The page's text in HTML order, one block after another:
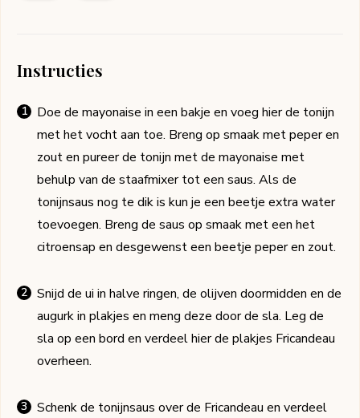
Instructies
Doe de mayonaise in een bakje en voeg hier de tonijn
met het vocht aan toe. Breng op smaak met peper en
zout en pureer de tonijn met de mayonaise met
behulp van de staafmixer tot een saus. Als de
tonijnsaus nog te dik is kun je een beetje extra water
toevoegen. Breng de saus op smaak met een het
citroensap en desgewenst een beetje peper en zout.
Snijd de ui in halve ringen, de olijven doormidden en de
augurk in plakjes en meng deze door de sla. Leg de
sla op een bord en verdeel hier de plakjes Fricandeau
overheen.
Schenk de tonijnsaus over de Fricandeau en verdeel